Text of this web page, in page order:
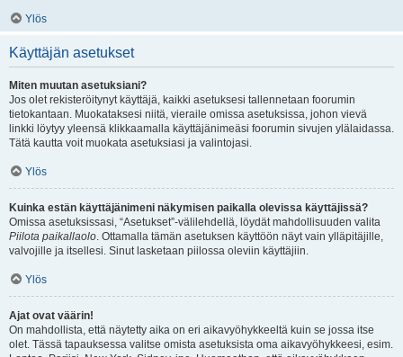
Ylös
Käyttäjän asetukset
Miten muutan asetuksiani?
Jos olet rekisteröitynyt käyttäjä, kaikki asetuksesi tallennetaan foorumin
tietokantaan. Muokataksesi niitä, vieraile omissa asetuksissa, johon vievä
linkki löytyy yleensä klikkaamalla käyttäjänimeäsi foorumin sivujen ylälaidassa.
Tätä kautta voit muokata asetuksiasi ja valintojasi.
Ylös
Kuinka estän käyttäjänimeni näkymisen paikalla olevissa käyttäjissä?
Omissa asetuksissasi, “Asetukset”-välilehdellä, löydät mahdollisuuden valita
Piilota paikallaolo. Ottamalla tämän asetuksen käyttöön näyt vain ylläpitäjille,
valvojille ja itsellesi. Sinut lasketaan piilossa oleviin käyttäjiin.
Ylös
Ajat ovat väärin!
On mahdollista, että näytetty aika on eri aikavyöhykkeeltä kuin se jossa itse
olet. Tässä tapauksessa valitse omista asetuksista oma aikavyöhykkeesi, esim.